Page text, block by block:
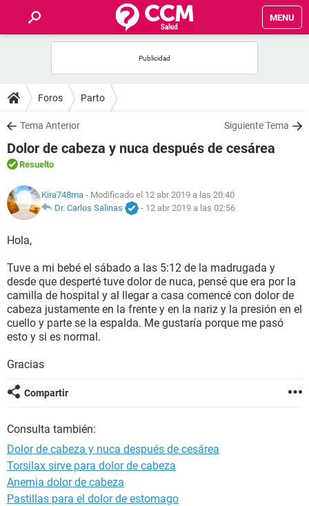
MENU
FOROS
SALUD
FAMILIA
NUTRICIÓN
SEXUALIDAD
GLOSARIO
Foros Parto
Tema Anterior Siguiente Tema
Dolor de cabeza y nuca después de cesárea
Resuelto
Kira748ma - Modificado el 12 abr 2019 a las 20:40
Dr. Carlos Salinas
- 12 abr 2019 a las 02:56
Hola,
Tuve a mi bebé el sábado a las 5:12 de la madrugada y
desde que desperté tuve dolor de nuca, pensé que era por la
camilla de hospital y al llegar a casa comencé con dolor de
cabeza justamente en la frente y en la nariz y la presión en el
cuello y parte se la espalda. Me gustaría porque me pasó
esto y si es normal.
Gracias
Compartir
Consulta también:
Dolor de cabeza y nuca después de cesárea
Torsilax sirve para dolor de cabeza
Anemia dolor de cabeza
Pastillas para el dolor de estomago